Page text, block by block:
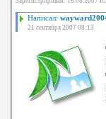
Написал:
21 сентября 2007 08:13